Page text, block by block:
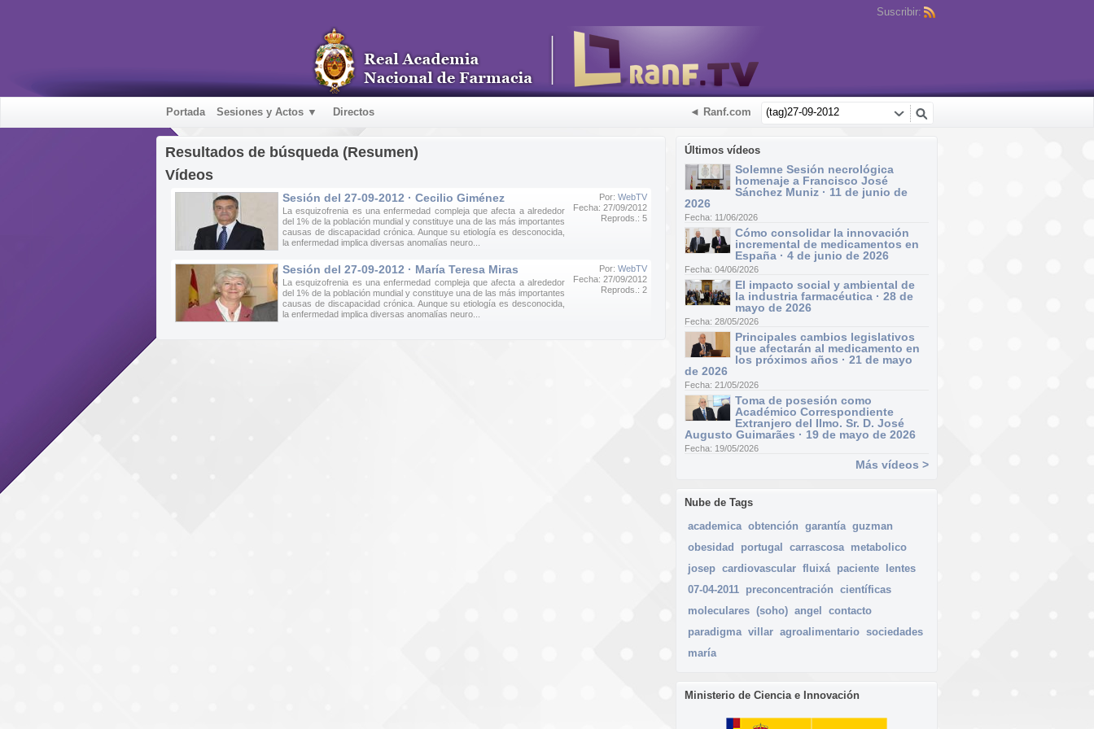
Suscribir:
Portada Sesiones y Actos ▼ Directos ◄ Ranf.com
Últimos vídeos
Solemne Sesión necrológica
homenaje a Francisco José
Sánchez Muniz · 11 de junio de
2026
Fecha: 11/06/2026
Cómo consolidar la innovación
incremental de medicamentos en
España · 4 de junio de 2026
Fecha: 04/06/2026
El impacto social y ambiental de
la industria farmacéutica · 28 de
mayo de 2026
Fecha: 28/05/2026
Principales cambios legislativos
que afectarán al medicamento en
los próximos años · 21 de mayo
de 2026
Fecha: 21/05/2026
Toma de posesión como
Académico Correspondiente
Extranjero del Ilmo. Sr. D. José
Augusto Guimarães · 19 de mayo de 2026
Fecha: 19/05/2026
Más vídeos >
Nube de Tags
academica obtención garantía guzman
obesidad
portugal carrascosa metabolico
josep cardiovascular fluixá paciente
lentes
07-04-2011 preconcentración científicas
moleculares (soho) angel
contacto
paradigma villar agroalimentario sociedades
maría
Ministerio de Ciencia e Innovación
Resultados de búsqueda (Resumen)
Vídeos
Por: WebTV
Fecha: 27/09/2012
Reprods.: 5
Sesión del 27-09-2012 · Cecilio Giménez
La esquizofrenia es una enfermedad compleja que afecta a alrededor
del 1% de la población mundial y constituye una de las más importantes
causas de discapacidad crónica. Aunque su etiología es desconocida,
la enfermedad implica diversas anomalías neuro...
Por: WebTV
Fecha: 27/09/2012
Reprods.: 2
Sesión del 27-09-2012 · María Teresa Miras
La esquizofrenia es una enfermedad compleja que afecta a alrededor
del 1% de la población mundial y constituye una de las más importantes
causas de discapacidad crónica. Aunque su etiología es desconocida,
la enfermedad implica diversas anomalías neuro...